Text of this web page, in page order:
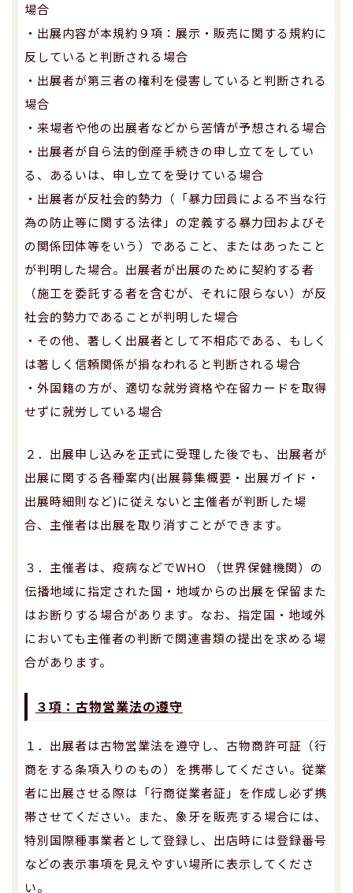
場合
・出展内容が本規約９項：展示・販売に関する規約に
反していると判断される場合
・出展者が第三者の権利を侵害していると判断される
場合
・来場者や他の出展者などから苦情が予想される場合
・出展者が自ら法的倒産手続きの申し立てをしてい
る、あるいは、申し立てを受けている場合
・出展者が反社会的勢力（「暴力団員による不当な行
為の防止等に関する法律」の定義する暴力団およびそ
の関係団体等をいう）であること、またはあったこと
が判明した場合。出展者が出展のために契約する者
（施工を委託する者を含むが、それに限らない）が反
社会的勢力であることが判明した場合
・その他、著しく出展者として不相応である、もしく
は著しく信頼関係が損なわれると判断される場合
・外国籍の方が、適切な就労資格や在留カードを取得
せずに就労している場合
２．出展申し込みを正式に受理した後でも、出展者が
出展に関する各種案内(出展募集概要・出展ガイド・
出展時細則など)に従えないと主催者が判断した場
合、主催者は出展を取り消すことができます。
３．主催者は、疫病などでWHO （世界保健機関）の
伝播地域に指定された国・地域からの出展を保留また
はお断りする場合があります。なお、指定国・地域外
においても主催者の判断で関連書類の提出を求める場
合があります。
３項：古物営業法の遵守
１．出展者は古物営業法を遵守し、古物商許可証（行
商をする条項入りのもの）を携帯してください。従業
者に出展させる際は「行商従業者証」を作成し必ず携
帯させてください。また、象牙を販売する場合には、
特別国際種事業者として登録し、出店時には登録番号
などの表示事項を見えやすい場所に表示してくださ
い。